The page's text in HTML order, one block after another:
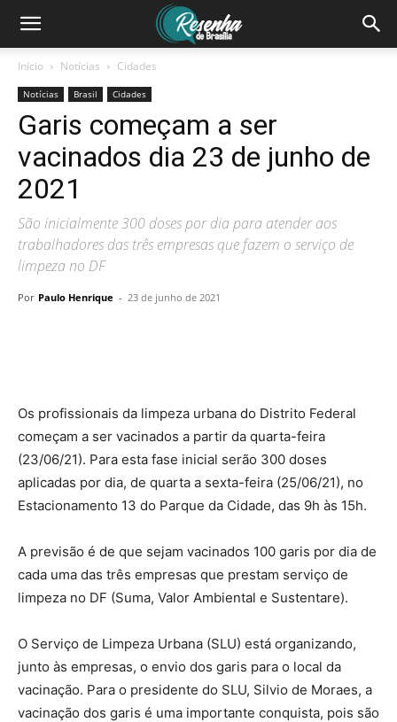
Início Notícias Cidades
Notícias Brasil Cidades
Garis começam a ser
vacinados dia 23 de junho de
2021
São inicialmente 300 doses por dia para atender aos
trabalhadores das três empresas que fazem o serviço de
limpeza no DF
Por Paulo Henrique - 23 de junho de 2021
Os profissionais da limpeza urbana do Distrito Federal
começam a ser vacinados a partir da quarta-feira
(23/06/21). Para esta fase inicial serão 300 doses
aplicadas por dia, de quarta a sexta-feira (25/06/21), no
Estacionamento 13 do Parque da Cidade, das 9h às 15h.
A previsão é de que sejam vacinados 100 garis por dia de
cada uma das três empresas que prestam serviço de
limpeza no DF (Suma, Valor Ambiental e Sustentare).
O Serviço de Limpeza Urbana (SLU) está organizando,
junto às empresas, o envio dos garis para o local da
vacinação. Para o presidente do SLU, Silvio de Moraes, a
vacinação dos garis é uma importante conquista, pois são